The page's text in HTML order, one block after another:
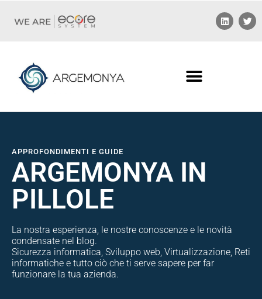
APPROFONDIMENTI E GUIDE
ARGEMONYA IN
PILLOLE
La nostra esperienza, le nostre conoscenze e le novità
condensate nel blog.
Sicurezza informatica, Sviluppo web, Virtualizzazione, Reti
informatiche e tutto ciò che ti serve sapere per far
funzionare la tua azienda.